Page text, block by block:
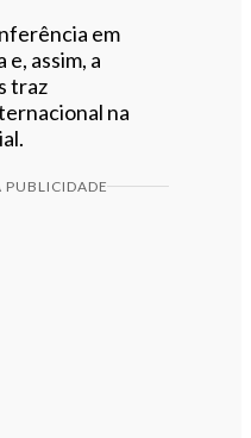
em
assim, a
traz
na
PUBLICIDADE